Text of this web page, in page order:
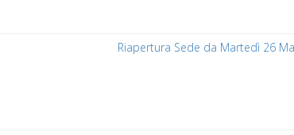
Riapertura Sede da Martedì 26